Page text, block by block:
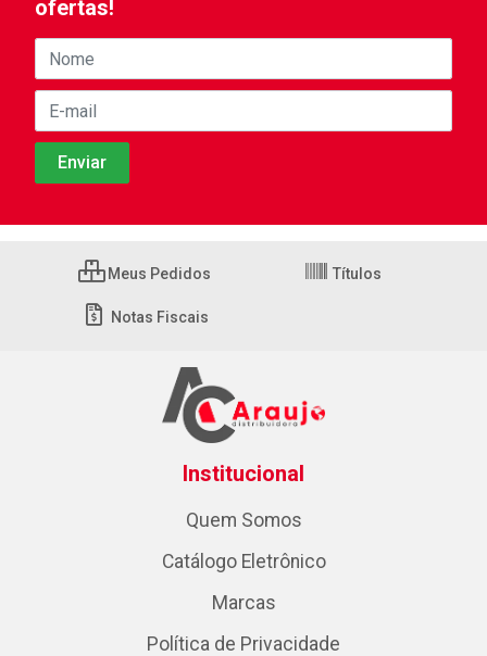
ofertas!
Meus Pedidos Títulos
Notas Fiscais
Institucional
Quem Somos
Catálogo Eletrônico
Marcas
Política de Privacidade